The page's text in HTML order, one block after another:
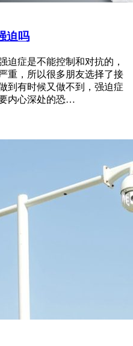
迫吗
迫症是不能控制和对抗的，
重，所以很多朋友选择了接
到有时候又做不到，强迫症
内心深处的恐…